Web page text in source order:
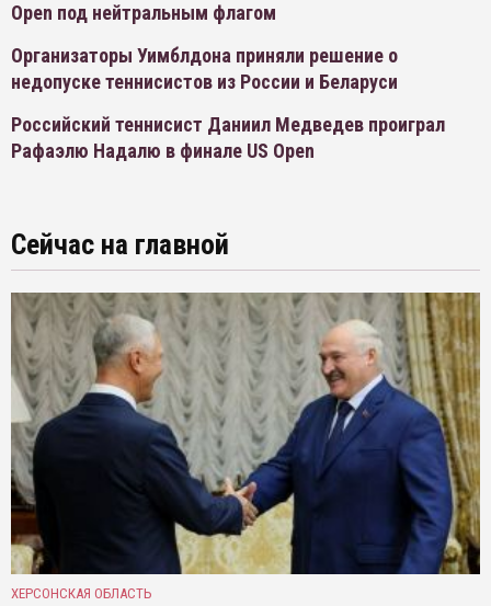
Open под нейтральным флагом
Организаторы Уимблдона приняли решение о
недопуске теннисистов из России и Беларуси
Российский теннисист Даниил Медведев проиграл
Рафаэлю Надалю в финале US Open
Сейчас на главной
ХЕРСОНСКАЯ ОБЛАСТЬ